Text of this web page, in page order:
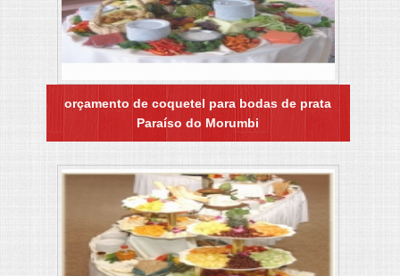
orçamento de coquetel para bodas de prata
Paraíso do Morumbi